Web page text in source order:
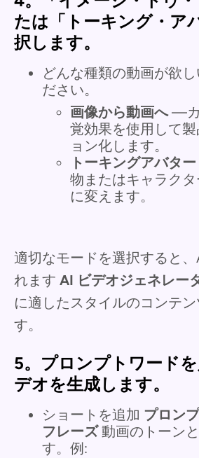
たは「トーキング・ア
択します。
どんな種類の動画が欲
ださい。
画像から動画へ—カ
覚効果を使用して
ョン化します。
トーキングアバター
物またはキャラク
に変えます。
適切なモードを選択すると
れます AI ビデオジェネレー
に適したスタイルのコンテン
す。
5。プロンプトワード
デオを生成します。
ショートを追加 プロン
フレーズ動画のトーン
す。例: